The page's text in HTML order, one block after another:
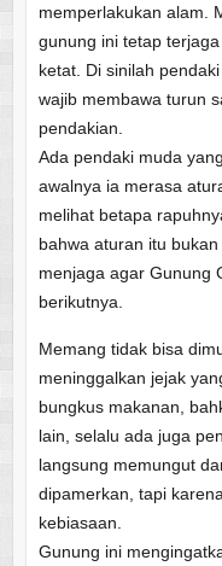
memperlakukan alam.
gunung ini tetap
ketat. Di sinilah
wajib membawa turun
pendakian.
Ada pendaki muda
awalnya ia merasa
melihat betapa
bahwa aturan itu
menjaga agar Gunung
berikutnya.
Memang tidak bisa
meninggalkan jejak
bungkus makanan,
lain, selalu ada juga
langsung memungut
dipamerkan, tapi
kebiasaan.
Gunung ini